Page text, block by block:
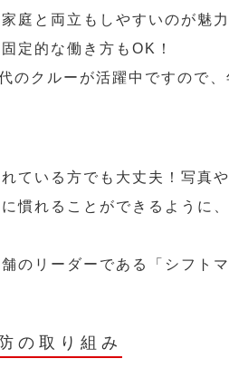
庭と両立もしやすいのが魅
定的な働き方もOK！
のクルーが活躍中ですので
ている方でも大丈夫！写真
慣れることができるように
のリーダーである「シフト
の取り組み